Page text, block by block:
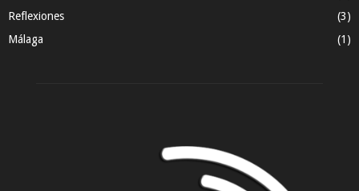
Reflexiones
(3)
Málaga
(1)